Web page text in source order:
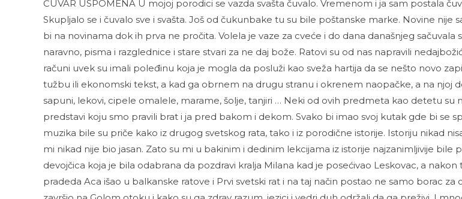
ČUVAR USPOMENA U mojoj porodici se vazda svašta čuvalo. Vremenom i ja sam postala
Skupljalo se i čuvalo sve i svašta. Još od čukunbake tu su bile poštanske marke. Novine
bi na novinama dok ih prva ne pročita. Volela je vaze za cveće i do dana današnjeg
naravno, pisma i razglednice i stare stvari za ne daj bože. Ratovi su od nas napravili
računi uvek su imali poleđinu koja je mogla da posluži kao sveža hartija da se nešto novo
tužbu ili ekonomski tekst, a kad ga obrnem na drugu stranu i okrenem naopačke, a na njoj
sapuni, lekovi, cipele omalele, marame, šolje, tanjiri … Neki od ovih predmeta kao detetu su
predstavi koju smo pravili brat i ja pred bakom i dekom. Svako bi imao svoj kutak gde bi se
muzika bile su priče kako iz drugog svetskog rata, tako i iz porodične istorije. Istoriju nikad
mi nikad nije bio jasan. Zato su mi u bakinim i dedinim lekcijama iz istorije najzanimljivije
devojčica koja je bila odabrana da pozdravi kralja Milana kad je posećivao Leskovac, a
pradeda Aca išao u balkanske ratove i Prvi svetski rat i na taj način postao ne samo borac